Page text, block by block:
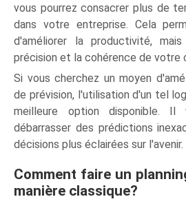
vous pourrez consacrer plus de
dans votre entreprise. Cela
d'améliorer la productivité,
précision et la cohérence de votre
Si vous cherchez un moyen
de prévision, l'utilisation d'un tel
meilleure option disponible.
débarrasser des prédictions
décisions plus éclairées sur l'avenir.
Comment faire un
manière classique?